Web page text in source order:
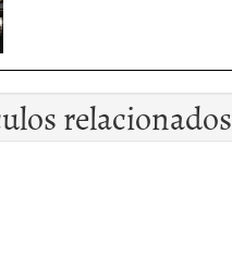
relacionados